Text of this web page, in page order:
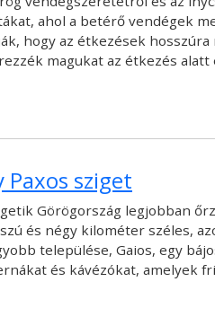
ahol a betérő vendégek
hogy az étkezések
magukat az étkezés
sziget
Görögország legjobban
és négy kilométer széles,
települése, Gaios, egy
és kávézókat, amelyek